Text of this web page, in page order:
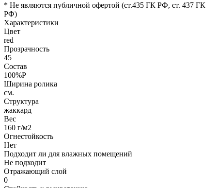
* Не являются публичной офертой (ст.435 ГК РФ, cт. 437 ГК
РФ)
Характеристики
Цвет
red
Прозрачность
45
Состав
100%P
Ширина ролика
см.
Структура
жаккард
Вес
160 г/м2
Огнестойкость
Нет
Подходит ли для влажных помещений
Не подходит
Отражающий слой
0